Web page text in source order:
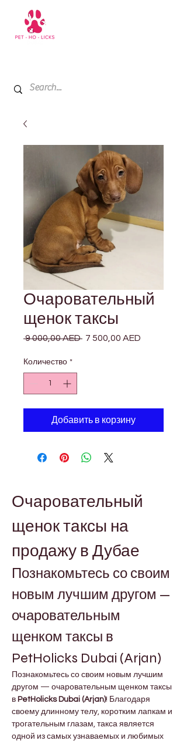
Очаровательный
щенок таксы
9 000,00 AED Обычная
7 500,00 AED
Количество *
Добавить в корзину
Очаровательный
щенок таксы на
продажу в Дубае
Познакомьтесь со своим
новым лучшим другом —
очаровательным
щенком таксы в
PetHolicks Dubai (Arjan)
Познакомьтесь со своим новым лучшим
другом — очаровательным щенком таксы
в PetHolicks Dubai (Arjan)! Благодаря
своему длинному телу, коротким лапкам и
трогательным глазам, такса является
одной из самых узнаваемых и любимых